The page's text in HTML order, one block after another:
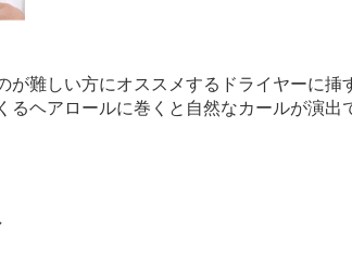
が難しい方にオススメするドライヤーに挿
ヘアロールに巻くと自然なカールが演出